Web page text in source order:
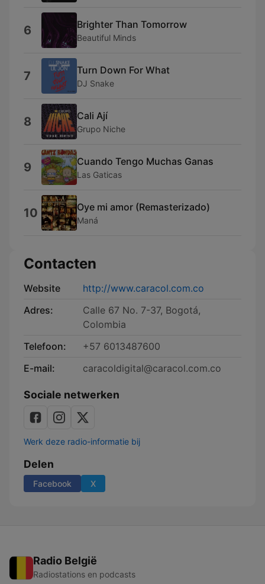
6 Brighter Than Tomorrow
Beautiful Minds
7 Turn Down For What
DJ Snake
8 Cali Ají
Grupo Niche
9 Cuando Tengo Muchas Ganas
Las Gaticas
10 Oye mi amor (Remasterizado)
Maná
Contacten
Website
http://www.caracol.com.co
Adres:
Calle 67 No. 7-37, Bogotá,
Colombia
Telefoon:
+57 6013487600
E-mail:
caracoldigital@caracol.com.co
Sociale netwerken
Werk deze radio-informatie bij
Delen
Facebook X
Radio België
Radiostations en podcasts